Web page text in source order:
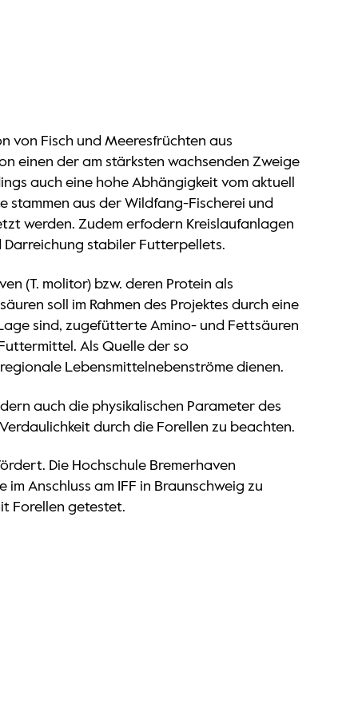
von Fisch und Meeresfrüchten aus
einen der am stärksten wachsenden Zweige
auch eine hohe Abhängigkeit vom aktuell
stammen aus der Wildfang-Fischerei und
werden. Zudem erfodern Kreislaufanlagen
stabiler Futterpellets.
(T. molitor) bzw. deren Protein als
soll im Rahmen des Projektes durch eine
sind, zugefütterte Amino- und Fettsäuren
Als Quelle der so
Lebensmittelnebenströme dienen.
auch die physikalischen Parameter des
durch die Forellen zu beachten.
Die Hochschule Bremerhaven
Anschluss am IFF in Braunschweig zu
Forellen getestet.